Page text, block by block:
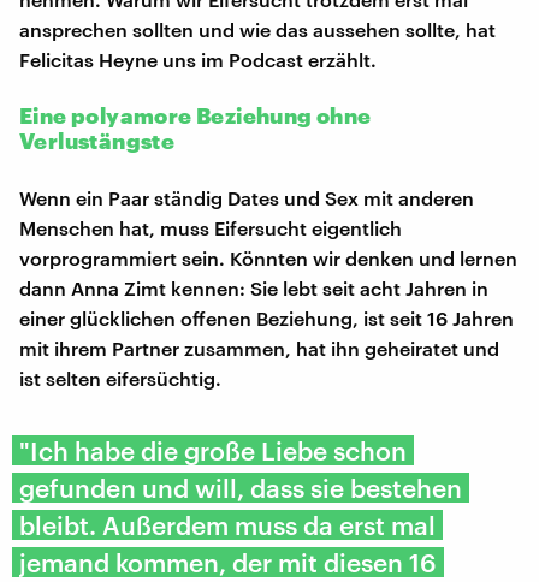
ansprechen sollten und wie das aussehen sollte, hat
Felicitas Heyne uns im Podcast erzählt.
Eine polyamore Beziehung ohne
Verlustängste
Wenn ein Paar ständig Dates und Sex mit anderen
Menschen hat, muss Eifersucht eigentlich
vorprogrammiert sein. Könnten wir denken und lernen
dann Anna Zimt kennen: Sie lebt seit acht Jahren in
einer glücklichen offenen Beziehung, ist seit 16 Jahren
mit ihrem Partner zusammen, hat ihn geheiratet und
ist selten eifersüchtig.
"Ich habe die große Liebe schon
gefunden und will, dass sie bestehen
bleibt. Außerdem muss da erst mal
jemand kommen, der mit diesen 16